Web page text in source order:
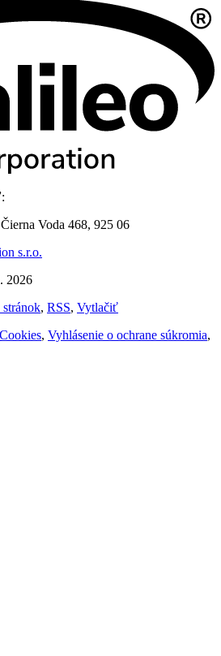
Voda 468, 925 06
s.r.o.
2026
stránok, RSS, Vytlačiť
Cookies, Vyhlásenie o ochrane súkromia,